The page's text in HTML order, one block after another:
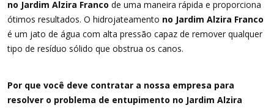
no Jardim Alzira Franco de uma maneira rápida e proporciona
ótimos resultados. O hidrojateamento no Jardim Alzira Franco
é um jato de água com alta pressão capaz de remover qualquer
tipo de resíduo sólido que obstrua os canos.
Por que você deve contratar a nossa empresa para
resolver o problema de entupimento no Jardim Alzira